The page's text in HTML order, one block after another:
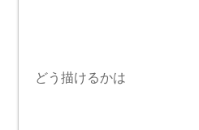
どう描けるかは